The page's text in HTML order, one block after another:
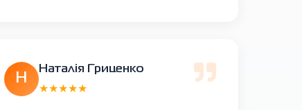
Н
Наталія Гриценко
★★★★★